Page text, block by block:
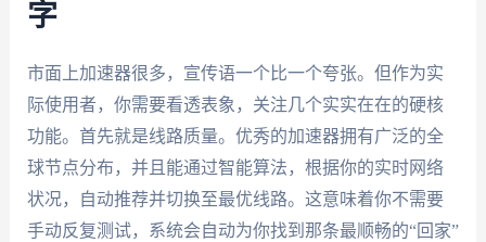
字
市面上加速器很多，宣传语一个比一个夸张。但作为实
际使用者，你需要看透表象，关注几个实实在在的硬核
功能。首先就是线路质量。优秀的加速器拥有广泛的全
球节点分布，并且能通过智能算法，根据你的实时网络
状况，自动推荐并切换至最优线路。这意味着你不需要
手动反复测试，系统会自动为你找到那条最顺畅的“回家”